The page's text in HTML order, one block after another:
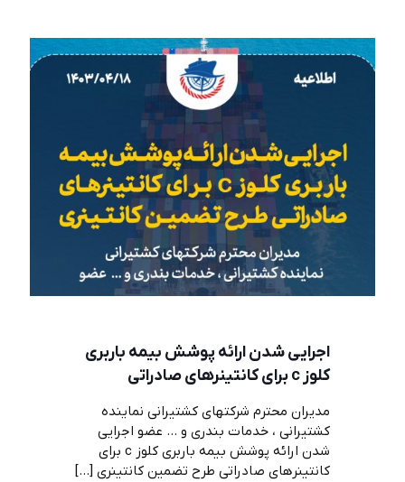
اجرايی شدن ارائه پوشش بيمه باربری
كلوز c برای كانتينرهای صادراتی
مديران محترم شركتهای كشتيرانی نماينده
كشتيرانی ، خدمات بندری و … عضو اجرايی
شدن ارائه پوشش بيمه باربری كلوز c برای
كانتينرهای صادراتی طرح تضمين كانتينری […]